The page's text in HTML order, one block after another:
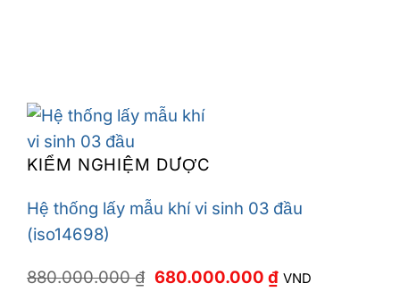
KIỂM NGHIỆM DƯỢC
Hệ thống lấy mẫu khí vi sinh 03 đầu
(iso14698)
880.000.000₫ Giá
680.000.000 ₫Giá
hiện
VND